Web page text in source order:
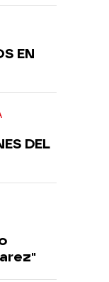
EN
DEL